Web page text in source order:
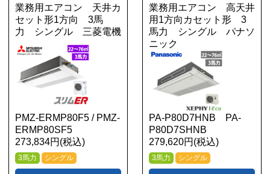
業務用エアコン 天井カ
セット形1方向 3馬
力 シングル 三菱電機
PMZ-ERMP80F5 / PMZ-
ERMP80SF5
273,834円(税込)
3馬力 シングル
業務用エアコン 高天井
用1方向カセット形 3
馬力 シングル パナソ
ニック
PA-P80D7HNB PA-
P80D7SHNB
279,620円(税込)
3馬力 シングル